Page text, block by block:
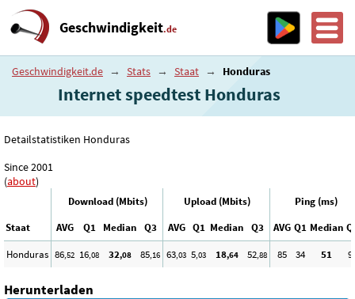
Geschwindigkeit.de
Geschwindigkeit.de → Stats → Staat → Honduras
Internet speedtest Honduras
Detailstatistiken Honduras
Since 2001
(about)
Download (Mbits) Upload (Mbits)
Ping (ms)
Staat
AVG Q1 Median Q3 AVG Q1 Median Q3 AVG Q1 Median
Honduras 86,52 16,08 32,08 85,16 63,03 5,03 18,64 52,88 85 34 51
Herunterladen